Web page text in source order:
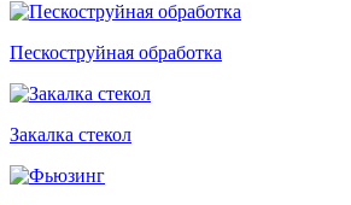
Пескоструйная обработка
Закалка стекол